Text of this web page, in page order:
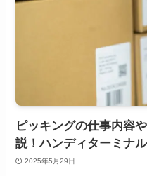
ピッキングの仕事内容
説！ハンディターミナ
2025年5月29日